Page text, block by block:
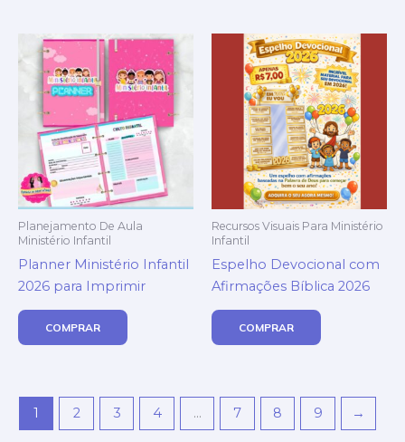
Planejamento De Aula
Ministério Infantil
Planner Ministério Infantil
2026 para Imprimir
COMPRAR
Recursos Visuais Para Ministério
Infantil
Espelho Devocional com
Afirmações Bíblica 2026
COMPRAR
1 2 3 4 … 7 8 9 →